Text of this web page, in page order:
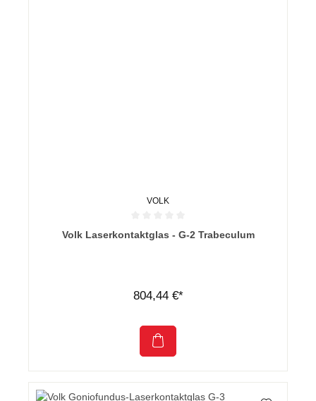
VOLK
Durchschnittliche Bewertung von 0 von 5 Sternen
Volk Laserkontaktglas - G-2 Trabeculum
804,44 €*